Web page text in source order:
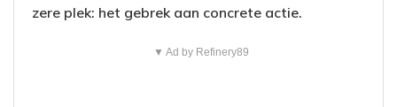
zere plek: het gebrek aan concrete actie.
▼ Ad by Refinery89